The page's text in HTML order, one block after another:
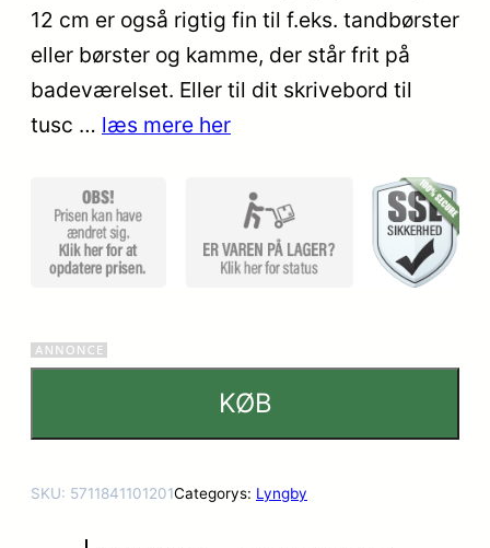
kundebed
ømmels
er
12 cm er også rigtig fin til f.eks. tandbørster
eller børster og kamme, der står frit på
badeværelset. Eller til dit skrivebord til
tusc … læs mere her
KØB
SKU: 5711841101201Categorys: Lyngby